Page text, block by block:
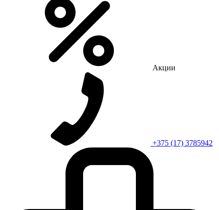
Акции
+375 (17) 3785942